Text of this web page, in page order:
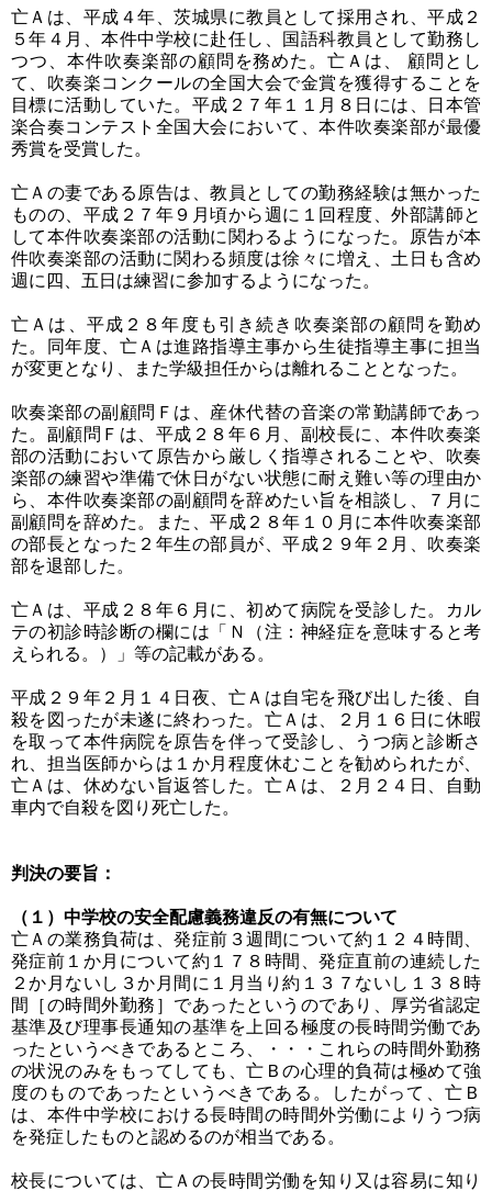
亡Ａは、平成４年、茨城県に教員として採用され、平成２
５年４月、本件中学校に赴任し、国語科教員として勤務し
つつ、本件吹奏楽部の顧問を務めた。亡Ａは、 顧問とし
て、吹奏楽コンクールの全国大会で金賞を獲得することを
目標に活動していた。平成２７年１１月８日には、日本管
楽合奏コンテスト全国大会において、本件吹奏楽部が最優
秀賞を受賞した。
亡Ａの妻である原告は、教員としての勤務経験は無かった
ものの、平成２７年９月頃から週に１回程度、外部講師と
して本件吹奏楽部の活動に関わるようになった。原告が本
件吹奏楽部の活動に関わる頻度は徐々に増え、土日も含め
週に四、五日は練習に参加するようになった。
亡Ａは、平成２８年度も引き続き吹奏楽部の顧問を勤め
た。同年度、亡Ａは進路指導主事から生徒指導主事に担当
が変更となり、また学級担任からは離れることとなった。
吹奏楽部の副顧問Ｆは、産休代替の音楽の常勤講師であっ
た。副顧問Ｆは、平成２８年６月、副校長に、本件吹奏楽
部の活動において原告から厳しく指導されることや、吹奏
楽部の練習や準備で休日がない状態に耐え難い等の理由か
ら、本件吹奏楽部の副顧問を辞めたい旨を相談し、７月に
副顧問を辞めた。また、平成２８年１０月に本件吹奏楽部
の部長となった２年生の部員が、平成２９年２月、吹奏楽
部を退部した。
亡Ａは、平成２８年６月に、初めて病院を受診した。カル
テの初診時診断の欄には「Ｎ（注：神経症を意味すると考
えられる。）」等の記載がある。
平成２９年２月１４日夜、亡Ａは自宅を飛び出した後、自
殺を図ったが未遂に終わった。亡Ａは、２月１６日に休暇
を取って本件病院を原告を伴って受診し、うつ病と診断さ
れ、担当医師からは１か月程度休むことを勧められたが、
亡Ａは、休めない旨返答した。亡Ａは、２月２４日、自動
車内で自殺を図り死亡した。
判決の要旨：
（１）中学校の安全配慮義務違反の有無について
亡Ａの業務負荷は、発症前３週間について約１２４時間、
発症前１か月について約１７８時間、発症直前の連続した
２か月ないし３か月間に１月当り約１３７ないし１３８時
間［の時間外勤務］であったというのであり、厚労省認定
基準及び理事長通知の基準を上回る極度の長時間労働であ
ったというべきであるところ、・・・これらの時間外勤務
の状況のみをもってしても、亡Ｂの心理的負荷は極めて強
度のものであったというべきである。したがって、亡Ｂ
は、本件中学校における長時間の時間外労働によりうつ病
を発症したものと認めるのが相当である。
校長については、亡Ａの長時間労働を知り又は容易に知り